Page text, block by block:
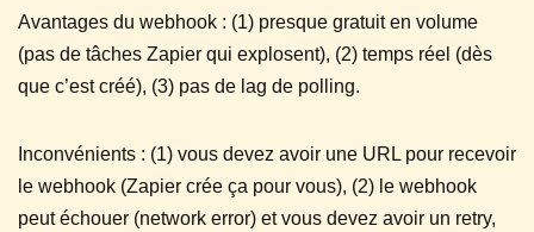
Avantages du webhook : (1) presque gratuit en volume
(pas de tâches Zapier qui explosent), (2) temps réel (dès
que c’est créé), (3) pas de lag de polling.
Inconvénients : (1) vous devez avoir une URL pour recevoir
le webhook (Zapier crée ça pour vous), (2) le webhook
peut échouer (network error) et vous devez avoir un retry,